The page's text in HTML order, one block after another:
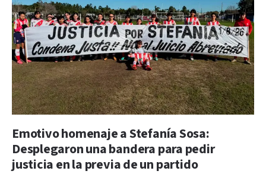
Emotivo homenaje a Stefanía Sosa:
Desplegaron una bandera para pedir
justicia en la previa de un partido